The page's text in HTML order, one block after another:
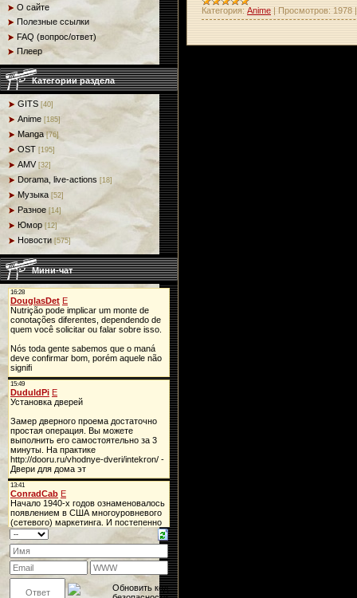
О сайте
Полезные ссылки
FAQ (вопрос/ответ)
Плеер
Категории раздела
GITS [40]
Anime [185]
Manga [76]
OST [195]
AMV [32]
Dorama, live-actions [18]
Музыка [52]
Разное [14]
Юмор [12]
Новости [575]
Мини-чат
Категория: Anime Просмотров: 1978